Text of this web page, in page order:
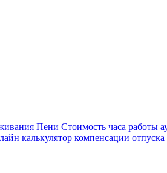
Пени Стоимость часа работы
калькулятор компенсации отпуска